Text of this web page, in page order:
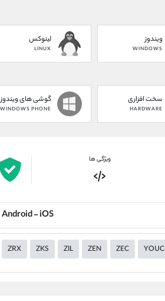
ویندوز
WINDOWS
لینوکس
LINUX
سخت افزاری
HARDWARE
گوشی های ویندوز
WINDOWS PHONE
ویژگی ها
Android - iOS
ZRX ZKS ZIL ZEN ZEC YOUC